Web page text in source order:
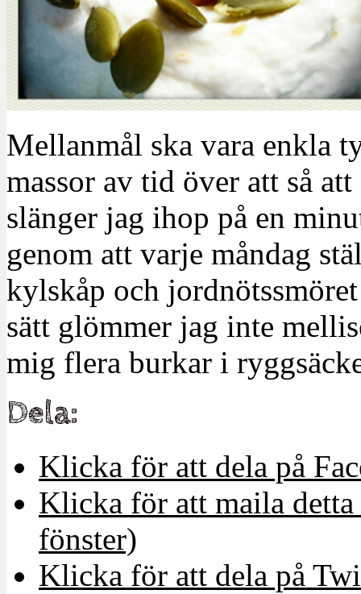
Mellanmål ska vara enkla
massor av tid över att så
slänger jag ihop på en
genom att varje måndag
kylskåp och
sätt glömmer jag inte
mig flera burkar i
Dela:
Klicka för att dela på
Klicka för att maila
fönster)
Klicka för att dela på